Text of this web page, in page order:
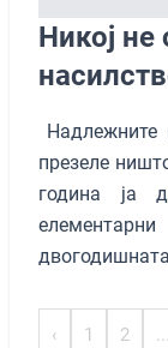
Никој не
Надлежните
презеле
година ја
‹ 1 2 ...